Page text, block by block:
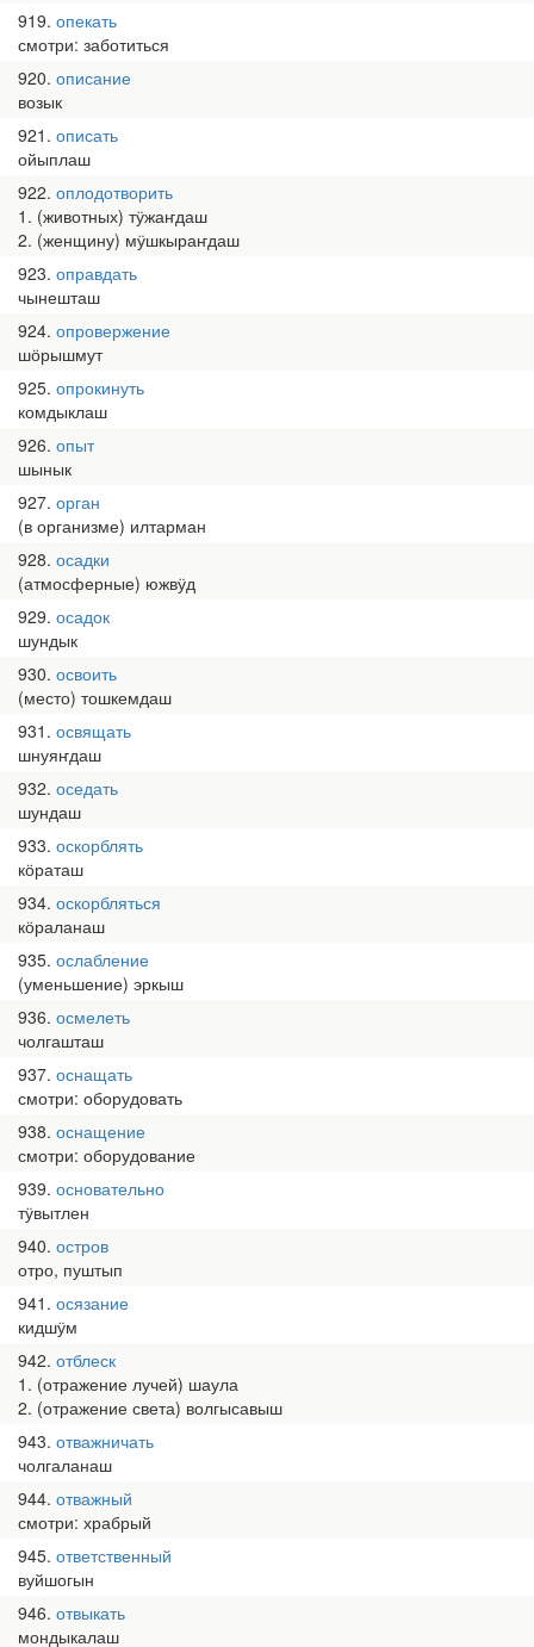
919 опекать
смотри: заботиться
920 описание
возык
921 описать
ойыплаш
922 оплодотворить
1. (животных) тӱжаҥдаш
2. (женщину) мӱшкыраҥдаш
923 оправдать
чынешташ
924 опровержение
шӧрышмут
925 опрокинуть
комдыклаш
926 опыт
шынык
927 орган
(в организме) илтарман
928 осадки
(атмосферные) южвӱд
929 осадок
шундык
930 освоить
(место) тошкемдаш
931 освящать
шнуяҥдаш
932 оседать
шундаш
933 оскорблять
кӧраташ
934 оскорбляться
кӧраланаш
935 ослабление
(уменьшение) эркыш
936 осмелеть
чолгашташ
937 оснащать
смотри: оборудовать
938 оснащение
смотри: оборудование
939 основательно
тӱвытлен
940 остров
отро, пуштып
941 осязание
кидшӱм
942 отблеск
1. (отражение лучей) шаула
2. (отражение света) волгысавыш
943 отважничать
чолгаланаш
944 отважный
смотри: храбрый
945 ответственный
вуйшогын
946 отвыкать
мондыкалаш